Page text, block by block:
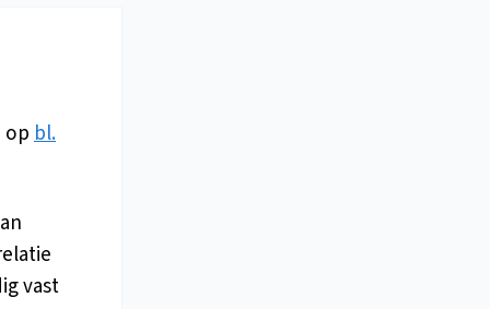
opbl.
vast